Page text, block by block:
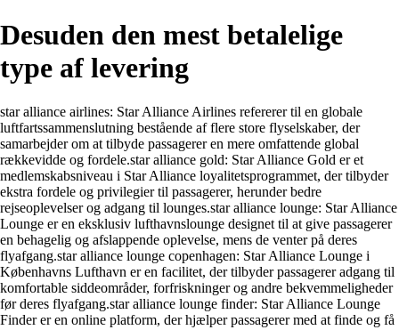
Desuden den mest betalelige
type af levering
star alliance airlines: Star Alliance Airlines refererer til en globale
luftfartssammenslutning bestående af flere store flyselskaber, der
samarbejder om at tilbyde passagerer en mere omfattende global
rækkevidde og fordele.star alliance gold: Star Alliance Gold er et
medlemskabsniveau i Star Alliance loyalitetsprogrammet, der tilbyder
ekstra fordele og privilegier til passagerer, herunder bedre
rejseoplevelser og adgang til lounges.star alliance lounge: Star Alliance
Lounge er en eksklusiv lufthavnslounge designet til at give passagerer
en behagelig og afslappende oplevelse, mens de venter på deres
flyafgang.star alliance lounge copenhagen: Star Alliance Lounge i
Københavns Lufthavn er en facilitet, der tilbyder passagerer adgang til
komfortable siddeområder, forfriskninger og andre bekvemmeligheder
før deres flyafgang.star alliance lounge finder: Star Alliance Lounge
Finder er en online platform, der hjælper passagerer med at finde og få